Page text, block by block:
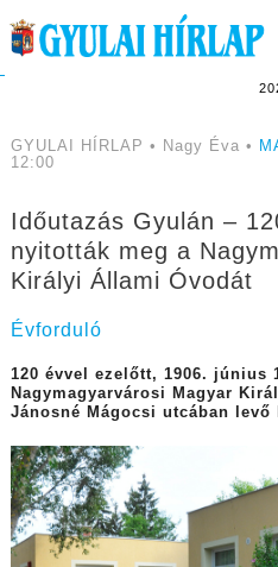
GYULAI HÍRLAP • Nagy Éva •
12:00
Időutazás Gyulán –
nyitották meg a
Királyi Állami Óvodát
Évforduló
120 évvel ezelőtt, 1906. június
Nagymagyarvárosi Magyar
Jánosné Mágocsi utcában levő